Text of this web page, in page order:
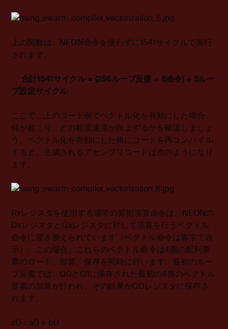
上の関数は、NEON命令を使わずに1541サイクルで実行
されます。
合計1541サイクル = (256ループ反復 × 6命令) + 5ルー
プ設定サイクル
ここで、上のコード例でベクトル化を有効にした場合、
何が起こり、どの程度速度が向上するかを確認しましょ
う。ベクトル化を有効にした後にコードを再コンパイル
すると、生成されるアセンブリコードは次のようになり
ます。
Rxレジスタを使用する通常の算術演算命令は、NEONの
DxレジスタとQxレジスタに対して演算を行うベクトル
命令に置き換えられています（ベクトル命令は青字で表
示）。この場合、これらのベクトル命令は4個の配列要
素のロード、加算、保存を同時に行います。最初のルー
プ反復では、Q0とQ1に保存された最初の4個のベクトル
要素の加算が行われ、その結果がQ0レジスタに保存さ
れます。
c0= a0 + b0